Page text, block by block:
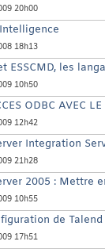
20h00
18h13
ESSCMD, les
10h50
ODBC AVEC
12h42
Integration
21h28
2005 : Mettre
10h55
de
17h51